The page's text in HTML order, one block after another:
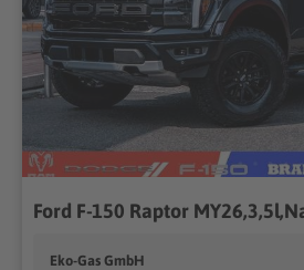
Ford F-150 Raptor
Eko-Gas GmbH